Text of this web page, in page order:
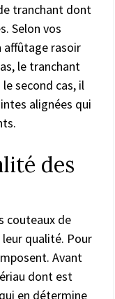
tranchant dont
Selon vos
affûtage rasoir
le tranchant
second cas, il
alignées qui
des
couteaux de
leur qualité. Pour
Avant
dont est
en détermine